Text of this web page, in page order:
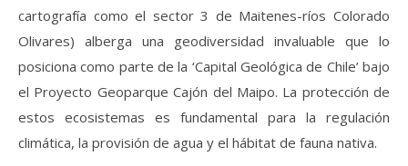
cartografía como el sector 3 de Maitenes-ríos Colorado
Olivares) alberga una geodiversidad invaluable que lo
posiciona como parte de la ‘Capital Geológica de Chile’ bajo
el Proyecto Geoparque Cajón del Maipo. La protección de
estos ecosistemas es fundamental para la regulación
climática, la provisión de agua y el hábitat de fauna nativa.